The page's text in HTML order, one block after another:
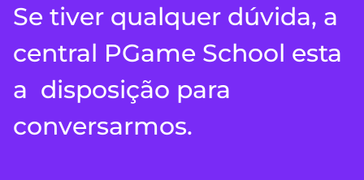
Se tiver qualquer dúvida, a
central PGame School esta
a disposição para
conversarmos.